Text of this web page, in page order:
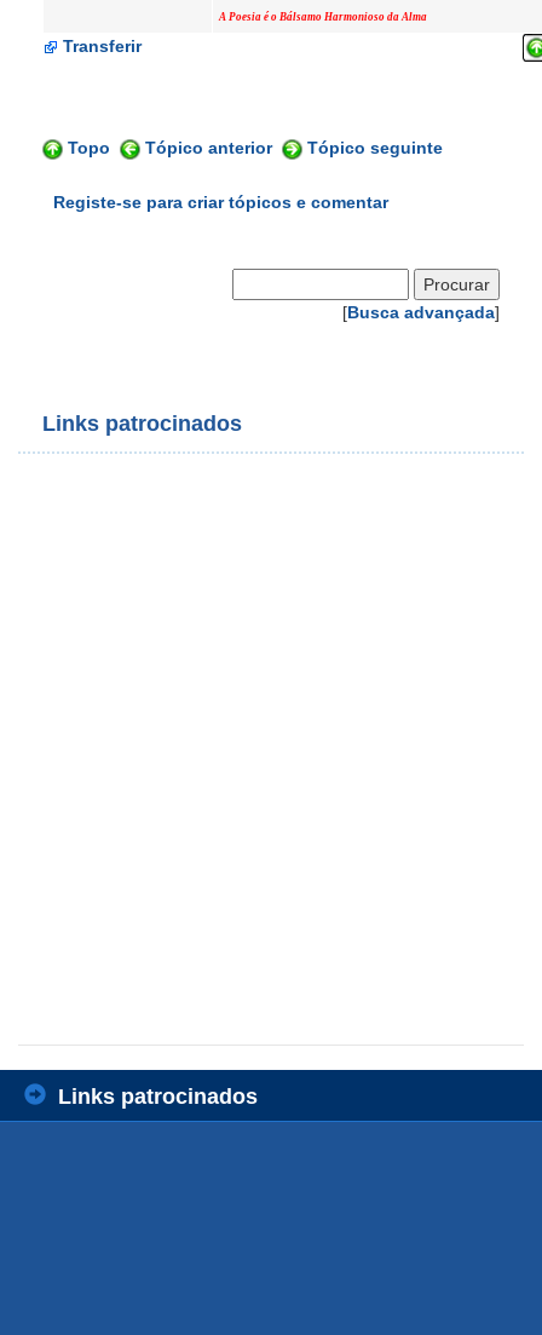
A Poesia é o Bálsamo Harmonioso da Alma
Transferir
Topo Tópico anterior Tópico seguinte
Registe-se para criar tópicos e comentar
[Busca advançada]
Links patrocinados
Links patrocinados